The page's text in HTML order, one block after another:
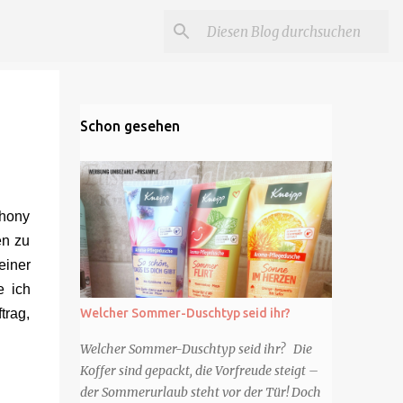
zu
ich
Schon gesehen
Welcher Sommer-Duschtyp seid ihr?
Welcher Sommer-Duschtyp seid ihr? Die
Koffer sind gepackt, die Vorfreude steigt –
der Sommerurlaub steht vor der Tür! Doch